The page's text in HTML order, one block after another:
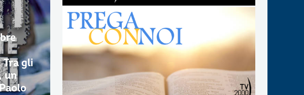
gli
un